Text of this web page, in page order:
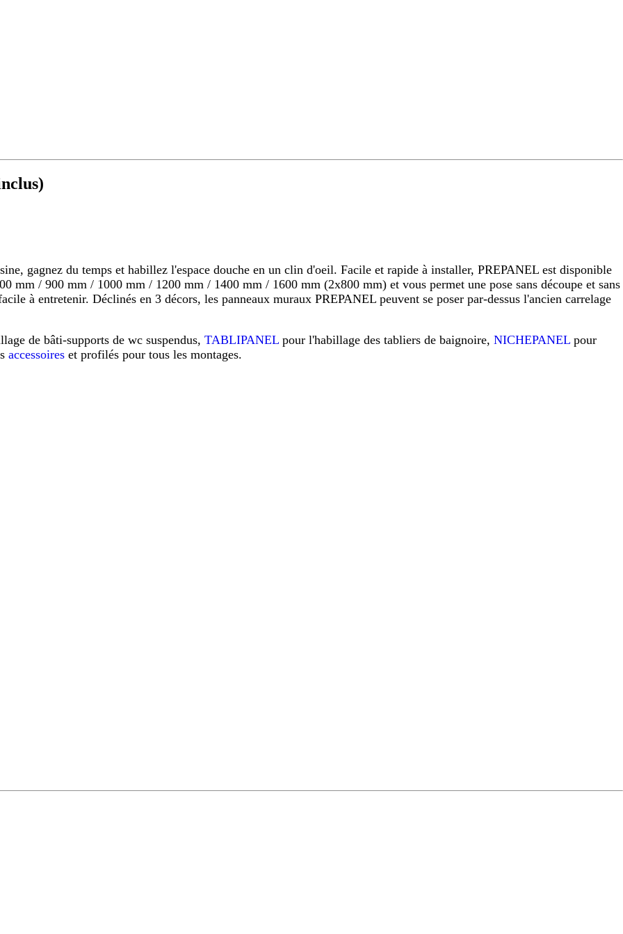
gagnez du temps et habillez l'espace douche en un clin d'oeil. Facile et rapide à installer, PREPANEL est disponible
mm / 900 mm / 1000 mm / 1200 mm / 1400 mm / 1600 mm (2x800 mm) et vous permet une pose sans découpe et sans
à entretenir. Déclinés en 3 décors, les panneaux muraux PREPANEL peuvent se poser par-dessus l'ancien carrelage
de bâti-supports de wc suspendus, TABLIPANEL pour l'habillage des tabliers de baignoire, NICHEPANEL pour
accessoires et profilés pour tous les montages.